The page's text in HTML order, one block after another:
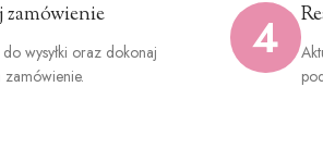
wysyłki oraz dokonaj
zamówienie.
4